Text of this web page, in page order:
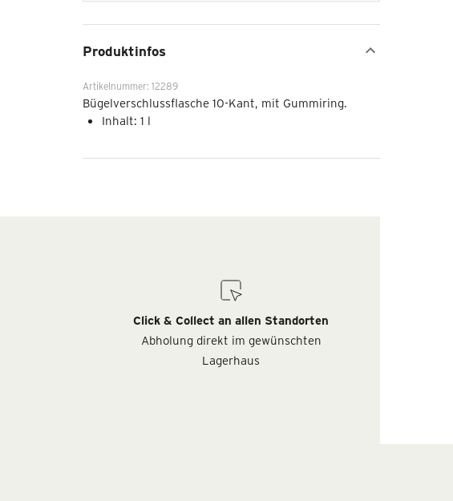
Produktinfos
Artikelnummer: 12289
Bügelverschlussflasche 10-Kant, mit Gummiring.
Inhalt: 1 l
Click & Collect an allen Standorten
Abholung direkt im gewünschten
Lagerhaus